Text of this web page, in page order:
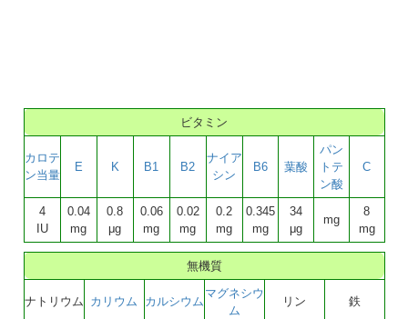
ビタミン
カロテ
ン当量
E K B1 B2
ナイア
シン
B6 葉酸
パン
トテ
ン酸
C
4
IU
0.04
mg
0.8
μg
0.06
mg
0.02
mg
0.2
mg
0.345
mg
34
μg
mg
8
mg
無機質
ナトリウム カリウム カルシウム
マグネシウ
ム
リン 鉄